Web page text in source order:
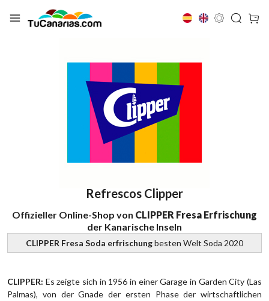
Refrescos Clipper
Offizieller Online-Shop von CLIPPER Fresa Erfrischung
der Kanarische Inseln
CLIPPER Fresa Soda erfrischungbesten Welt Soda 2020
CLIPPER: Es zeigte sich in 1956 in einer Garage in Garden City (Las
Palmas), von der Gnade der ersten Phase der wirtschaftlichen